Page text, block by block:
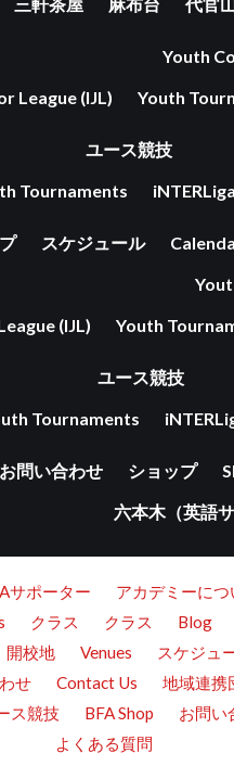
Youth
League (IJL)
Youth
ユース競技
Tournaments iNTERLiga
スケジュール
(IJL)
Youth
ユース競技
Tournaments
お問い合わせ ショップ
六本木（英語
サポーター アカデミーにつ
クラス クラス Blog
開校地 Venues スケジュ
せ Contact Us 地域連携
ス競技 BFA Shop お問い
よくある質問